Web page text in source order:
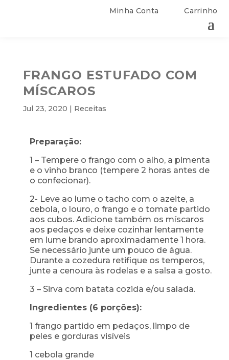
Carrinho
Minha Conta
FRANGO ESTUFADO COM
MÍSCAROS
Jul 23, 2020 | Receitas
Preparação:
1 – Tempere o frango com o alho, a pimenta
e o vinho branco (tempere 2 horas antes de
o confecionar).
2- Leve ao lume o tacho com o azeite, a
cebola, o louro, o frango e o tomate partido
aos cubos. Adicione também os míscaros
aos pedaços e deixe cozinhar lentamente
em lume brando aproximadamente 1 hora.
Se necessário junte um pouco de água.
Durante a cozedura retifique os temperos,
junte a cenoura às rodelas e a salsa a gosto.
3 – Sirva com batata cozida e/ou salada.
Ingredientes (6 porções):
1 frango partido em pedaços, limpo de
peles e gorduras visíveis
1 cebola grande